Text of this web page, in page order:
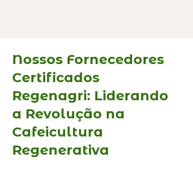
Nossos Fornecedores
Certificados
Regenagri: Liderando
a Revolução na
Cafeicultura
Regenerativa